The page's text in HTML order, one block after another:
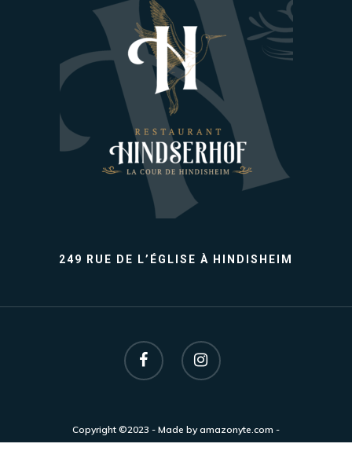
249 RUE DE L’ÉGLISE À HINDISHEIM
Copyright ©2023 - Made byamazonyte.com -